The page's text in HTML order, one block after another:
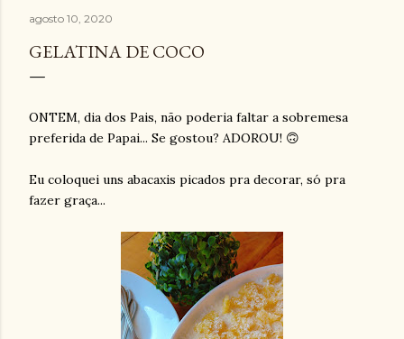
agosto 10, 2020
GELATINA DE COCO
ONTEM, dia dos Pais, não poderia faltar a sobremesa
preferida de Papai... Se gostou? ADOROU! 🙃
Eu coloquei uns abacaxis picados pra decorar, só pra
fazer graça...